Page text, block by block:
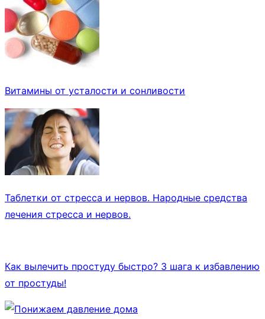
Витамины от усталости и сонливости
Таблетки от стресса и нервов. Народные средства
лечения стресса и нервов.
Как вылечить простуду быстро? 3 шага к избавлению
от простуды!